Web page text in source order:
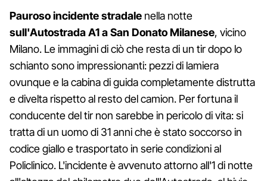
Pauroso incidente stradale nella notte
sull'Autostrada A1 a San Donato Milanese, vicino
Milano. Le immagini di ciò che resta di un tir dopo lo
schianto sono impressionanti: pezzi di lamiera
ovunque e la cabina di guida completamente distrutta
e divelta rispetto al resto del camion. Per fortuna il
conducente del tir non sarebbe in pericolo di vita: si
tratta di un uomo di 31 anni che è stato soccorso in
codice giallo e trasportato in serie condizioni al
Policlinico. L'incidente è avvenuto attorno all'1 di notte